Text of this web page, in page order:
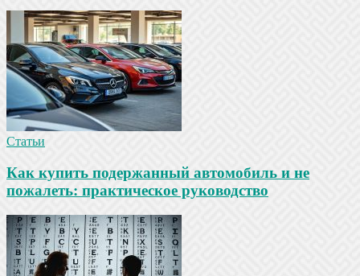
Статьи
Как купить подержанный автомобиль и не
пожалеть: практическое руководство